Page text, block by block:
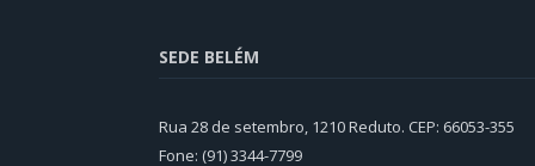
SEDE BELÉM
Rua 28 de setembro, 1210 Reduto. CEP: 66053-355
Fone: (91) 3344-7799